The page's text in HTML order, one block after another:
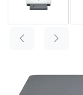
AUDIO,
VIDEO
TABLET
RAČUNARI